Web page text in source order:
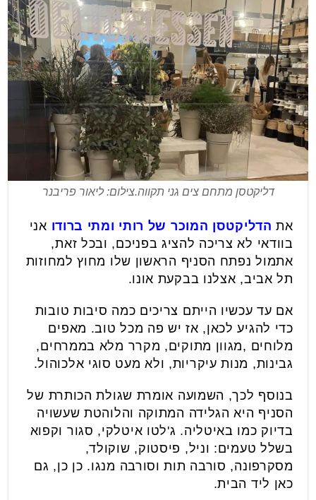
דליקטסן מתחם צים גני תקווה.צילום: ליאור פריבנר
את הדליקטסן המוכר של רותי ומתי ברודו אני
בוודאי לא צריכה להציג בפניכם, ובכל זאת,
אתמול נפתח הסניף הראשון שלו מחוץ למחוזות
תל אביב, אצלנו בבקעת אונו.
אם עד עכשיו הייתם צריכים כמה סיבות טובות
כדי להגיע לכאן, אז יש פה מכל טוב. מאפים
מלוחים ,מגוון מתוקים, מקרר מלא בממרחים,
גבינות, מנות עיקריות, ולא מעט סוגי אלכוהול.
בנוסף לכך, השמועה אומרת שגולת הכותרת של
הסניף היא הגלידה המתוקה והלוהטת שעשויה
בדיוק כמו באיטליה. ג'לטו איטלקי, סגור וקפוא
בשלל טעמים: וניל, פיסטוק, שוקולד,
מסקרפונה, סורבה תות וסורבה מנגו. כן כן, גם
כאן ליד הבית.